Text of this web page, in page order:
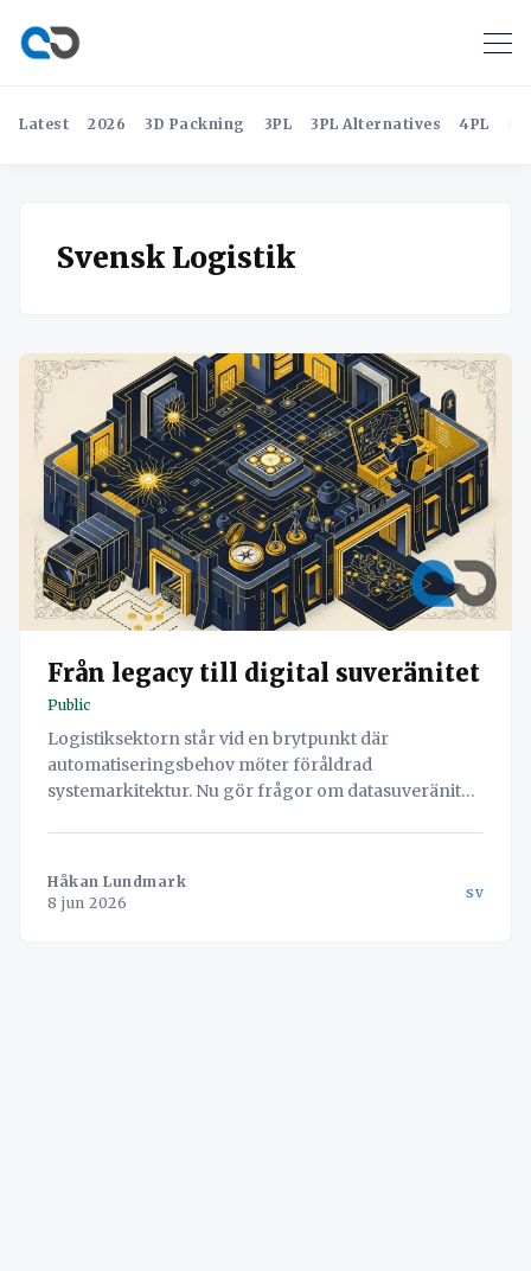
Latest 2026 3D Packning 3PL 3PL Alternatives 4PL
Svensk Logistik
Från legacy till digital suveränitet
Public
Logistiksektorn står vid en brytpunkt där
automatiseringsbehov möter föråldrad
systemarkitektur. Nu gör frågor om datasuveränitet
ledningsfråga. Det handlar inte om tid – det handlar
om arkitektur.
Håkan Lundmark
8 jun 2026
sv